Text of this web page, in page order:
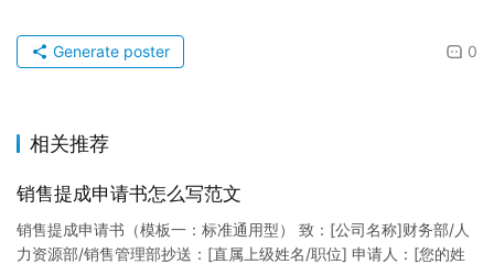
0
Generate poster
相关推荐
销售提成申请书怎么写范文
销售提成申请书（模板一：标准通用型） 致：[公司名称]财务部/人
力资源部/销售管理部抄送：[直属上级姓名/职位] 申请人：[您的姓